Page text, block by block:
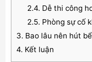
2.4. Dễ thi công
2.5. Phòng sự cố
3. Bao lâu nên hút
4. Kết luận